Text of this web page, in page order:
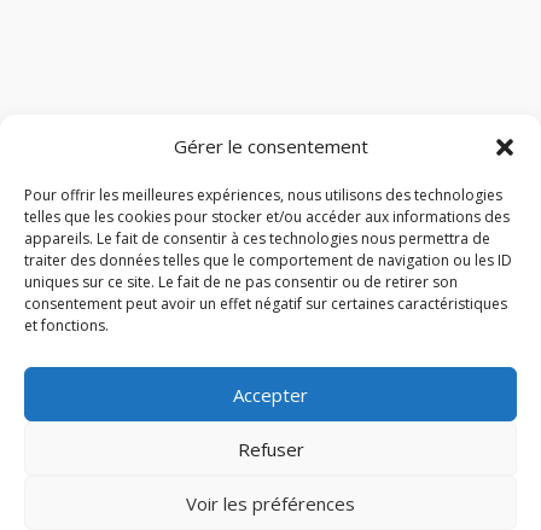
Gérer le consentement
Pour offrir les meilleures expériences, nous utilisons des technologies
telles que les cookies pour stocker et/ou accéder aux informations des
appareils. Le fait de consentir à ces technologies nous permettra de
traiter des données telles que le comportement de navigation ou les ID
uniques sur ce site. Le fait de ne pas consentir ou de retirer son
consentement peut avoir un effet négatif sur certaines caractéristiques
et fonctions.
Accepter
Refuser
Voir les préférences
© 2026 M Development–Mentions légales